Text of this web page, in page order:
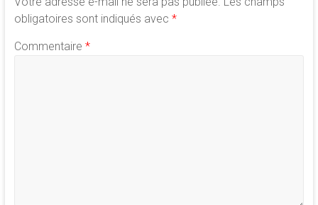
obligatoires sont indiqués avec *
Commentaire *